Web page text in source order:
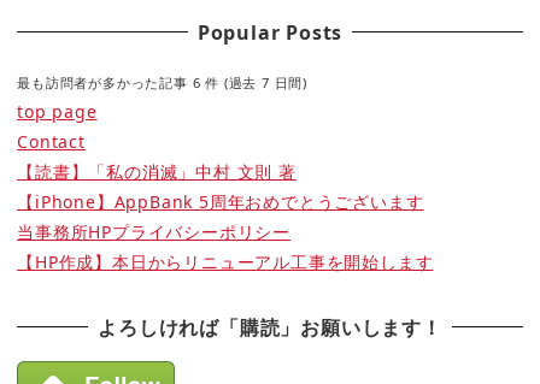
Popular Posts
最も訪問者が多かった記事 6 件 (過去 7 日間)
top page
Contact
【読書】「私の消滅」中村 文則 著
【iPhone】AppBank 5周年おめでとうございます
当事務所HPプライバシーポリシー
【HP作成】本日からリニューアル工事を開始します
よろしければ「購読」お願いします！